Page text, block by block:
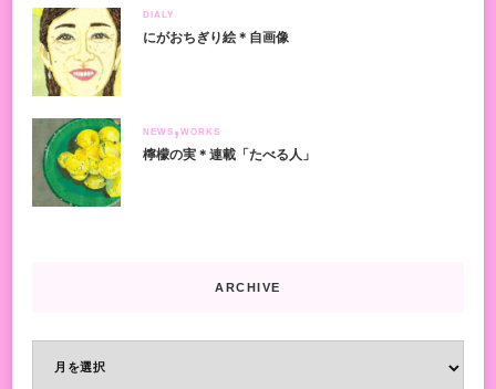
DIALY
にがおちぎり絵＊自画像
NEWS WORKS
檸檬の実＊連載「たべる人」
ARCHIVE